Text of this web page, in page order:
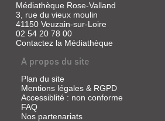
Médiathèque Rose-Valland
3, rue du vieux moulin
41150 Veuzain-sur-Loire
02 54 20 78 00
Contactez la Médiathèque
A propos du site
Plan du site
Mentions légales & RGPD
Accessiblité : non conforme
FAQ
Nos partenariats